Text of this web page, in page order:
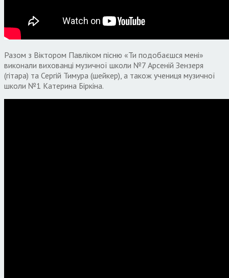
Разом з Віктором Павліком пісню «Ти подобаєшся мені»
виконали вихованці музичної школи №7 Арсеній Зензеря
(гітара) та Сергій Тимура (шейкер), а також учениця музичної
школи №1 Катерина Біркіна.